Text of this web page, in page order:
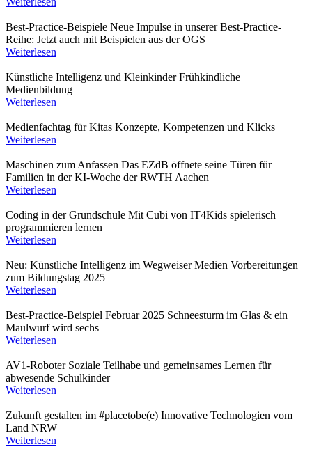
Best-Practice-Beispiele Neue Impulse in unserer Best-Practice-
Reihe: Jetzt auch mit Beispielen aus der OGS
Weiterlesen
Künstliche Intelligenz und Kleinkinder Frühkindliche
Medienbildung
Weiterlesen
Medienfachtag für Kitas Konzepte, Kompetenzen und Klicks
Weiterlesen
Maschinen zum Anfassen Das EZdB öffnete seine Türen für
Familien in der KI-Woche der RWTH Aachen
Weiterlesen
Coding in der Grundschule Mit Cubi von IT4Kids spielerisch
programmieren lernen
Weiterlesen
Neu: Künstliche Intelligenz im Wegweiser Medien Vorbereitungen
zum Bildungstag 2025
Weiterlesen
Best-Practice-Beispiel Februar 2025 Schneesturm im Glas & ein
Maulwurf wird sechs
Weiterlesen
AV1-Roboter Soziale Teilhabe und gemeinsames Lernen für
abwesende Schulkinder
Weiterlesen
Zukunft gestalten im #placetobe(e) Innovative Technologien vom
Land NRW
Weiterlesen